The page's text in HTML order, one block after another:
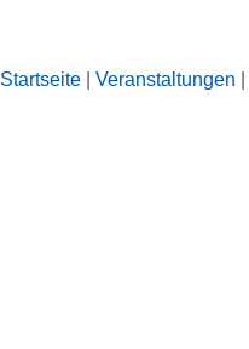
Startseite Veranstaltungen